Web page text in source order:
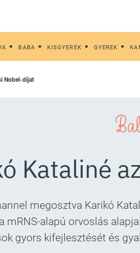
BABA KISGYEREK GYEREK
Nobel-díjat
Kataliné
megosztva Karikó
mRNS-alapú orvoslás
gyors kifejlesztését és